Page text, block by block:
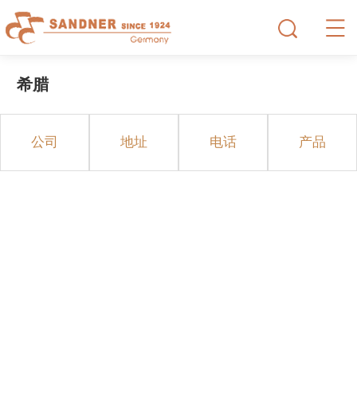
希腊
公司 地址 电话 产品